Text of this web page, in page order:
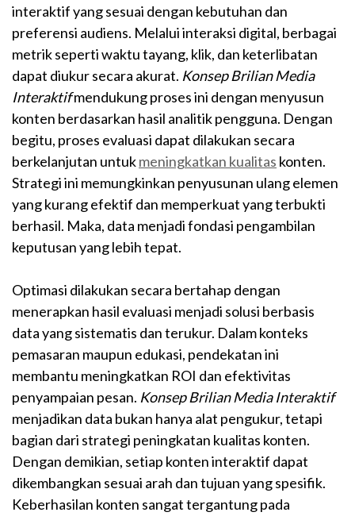
interaktif yang sesuai dengan kebutuhan dan
preferensi audiens. Melalui interaksi digital, berbagai
metrik seperti waktu tayang, klik, dan keterlibatan
dapat diukur secara akurat. Konsep Brilian Media
Interaktifmendukung proses ini dengan menyusun
konten berdasarkan hasil analitik pengguna. Dengan
begitu, proses evaluasi dapat dilakukan secara
berkelanjutan untukmeningkatkan kualitas konten.
Strategi ini memungkinkan penyusunan ulang elemen
yang kurang efektif dan memperkuat yang terbukti
berhasil. Maka, data menjadi fondasi pengambilan
keputusan yang lebih tepat.
Optimasi dilakukan secara bertahap dengan
menerapkan hasil evaluasi menjadi solusi berbasis
data yang sistematis dan terukur. Dalam konteks
pemasaran maupun edukasi, pendekatan ini
membantu meningkatkan ROI dan efektivitas
penyampaian pesan. Konsep Brilian Media Interaktif
menjadikan data bukan hanya alat pengukur, tetapi
bagian dari strategi peningkatan kualitas konten.
Dengan demikian, setiap konten interaktif dapat
dikembangkan sesuai arah dan tujuan yang spesifik.
Keberhasilan konten sangat tergantung pada